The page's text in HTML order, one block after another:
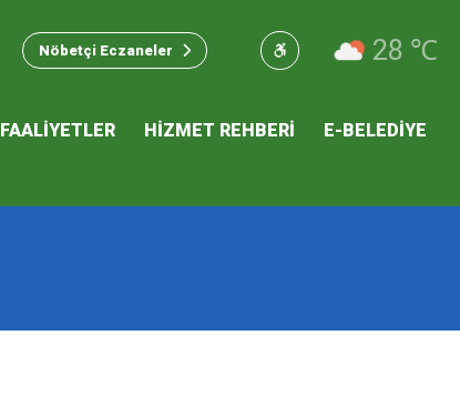
Nöbetçi Eczaneler 28 ℃
FAALİYETLER HİZMET REHBERİ E-BELEDİYE